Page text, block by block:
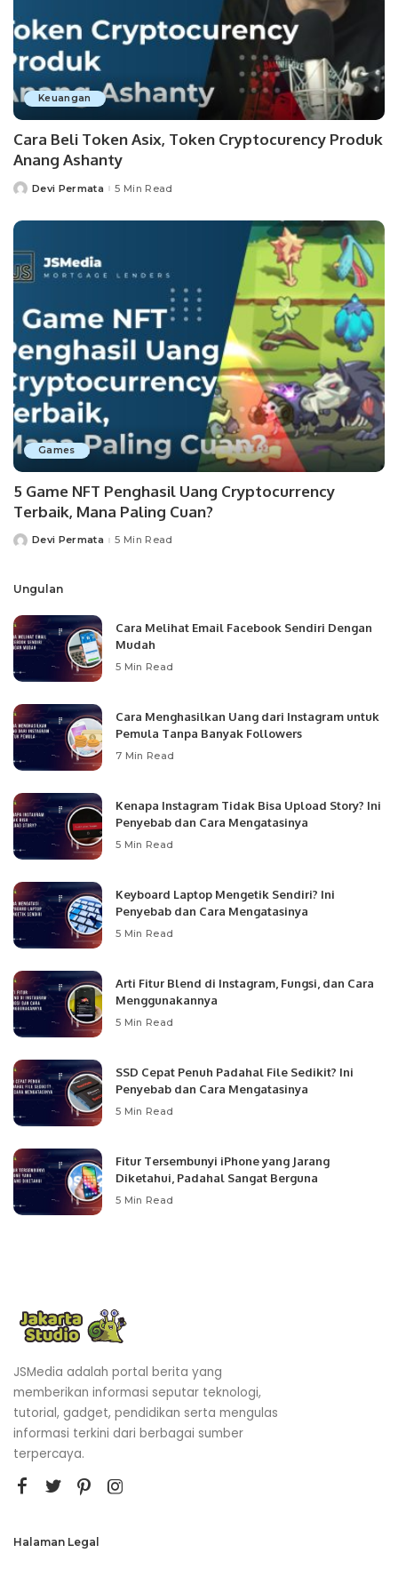
Keuangan
Cara Beli Token Asix, Token Cryptocurency Produk
Anang Ashanty
PostedDevi Permata 5 Min Read
Games
5 Game NFT Penghasil Uang Cryptocurrency
Terbaik, Mana Paling Cuan?
PostedDevi Permata 5 Min Read
Ungulan
Cara Melihat Email Facebook Sendiri Dengan
Mudah
5 Min Read
Cara Menghasilkan Uang dari Instagram untuk
Pemula Tanpa Banyak Followers
7 Min Read
Kenapa Instagram Tidak Bisa Upload Story? Ini
Penyebab dan Cara Mengatasinya
5 Min Read
Keyboard Laptop Mengetik Sendiri? Ini
Penyebab dan Cara Mengatasinya
5 Min Read
Arti Fitur Blend di Instagram, Fungsi, dan Cara
Menggunakannya
5 Min Read
SSD Cepat Penuh Padahal File Sedikit? Ini
Penyebab dan Cara Mengatasinya
5 Min Read
Fitur Tersembunyi iPhone yang Jarang
Diketahui, Padahal Sangat Berguna
5 Min Read
JSMedia adalah portal berita yang
memberikan informasi seputar teknologi,
tutorial, gadget, pendidikan serta mengulas
informasi terkini dari berbagai sumber
terpercaya.
Halaman Legal